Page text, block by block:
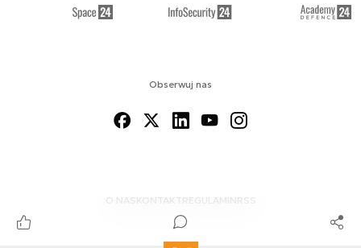
Obserwuj nas
O NAS KONTAKTREGULAMINRSS